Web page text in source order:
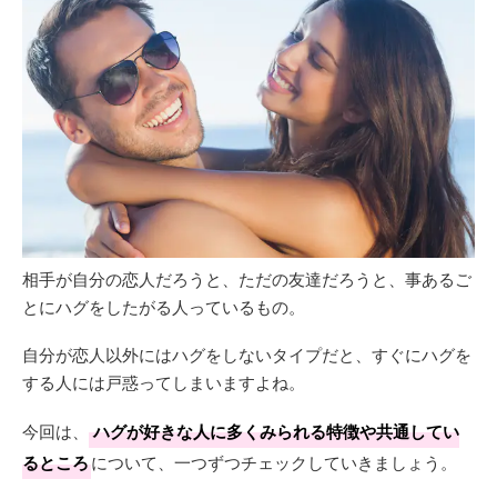
相手が自分の恋人だろうと、ただの友達だろうと、事あるご
とにハグをしたがる人っているもの。
自分が恋人以外にはハグをしないタイプだと、すぐにハグを
する人には戸惑ってしまいますよね。
今回は、
ハグが好きな人に多くみられる特徴や共通してい
るところについて、一つずつチェックしていきましょう。